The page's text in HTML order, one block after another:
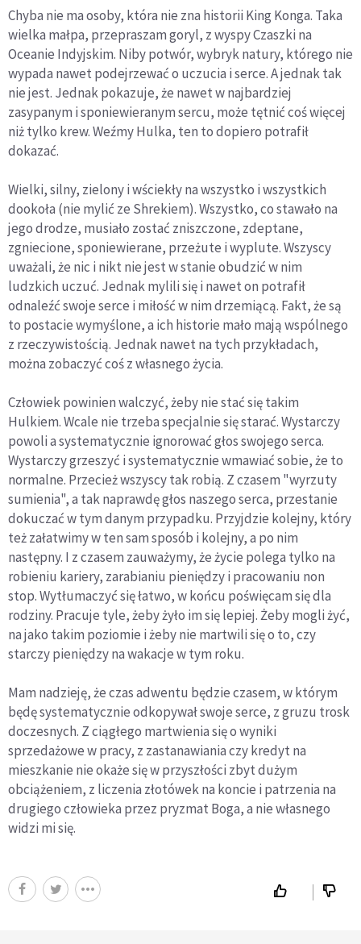
Chyba nie ma osoby, która nie zna historii King Konga. Taka
wielka małpa, przepraszam goryl, z wyspy Czaszki na
Oceanie Indyjskim. Niby potwór, wybryk natury, którego nie
wypada nawet podejrzewać o uczucia i serce. A jednak tak
nie jest. Jednak pokazuje, że nawet w najbardziej
zasypanym i sponiewieranym sercu, może tętnić coś więcej
niż tylko krew. Weźmy Hulka, ten to dopiero potrafił
dokazać.
Wielki, silny, zielony i wściekły na wszystko i wszystkich
dookoła (nie mylić ze Shrekiem). Wszystko, co stawało na
jego drodze, musiało zostać zniszczone, zdeptane,
zgniecione, sponiewierane, przeżute i wyplute. Wszyscy
uważali, że nic i nikt nie jest w stanie obudzić w nim
ludzkich uczuć. Jednak mylili się i nawet on potrafił
odnaleźć swoje serce i miłość w nim drzemiącą. Fakt, że są
to postacie wymyślone, a ich historie mało mają wspólnego
z rzeczywistością. Jednak nawet na tych przykładach,
można zobaczyć coś z własnego życia.
Człowiek powinien walczyć, żeby nie stać się takim
Hulkiem. Wcale nie trzeba specjalnie się starać. Wystarczy
powoli a systematycznie ignorować głos swojego serca.
Wystarczy grzeszyć i systematycznie wmawiać sobie, że to
normalne. Przecież wszyscy tak robią. Z czasem "wyrzuty
sumienia", a tak naprawdę głos naszego serca, przestanie
dokuczać w tym danym przypadku. Przyjdzie kolejny, który
też załatwimy w ten sam sposób i kolejny, a po nim
następny. I z czasem zauważymy, że życie polega tylko na
robieniu kariery, zarabianiu pieniędzy i pracowaniu non
stop. Wytłumaczyć się łatwo, w końcu poświęcam się dla
rodziny. Pracuje tyle, żeby żyło im się lepiej. Żeby mogli żyć,
na jako takim poziomie i żeby nie martwili się o to, czy
starczy pieniędzy na wakacje w tym roku.
Mam nadzieję, że czas adwentu będzie czasem, w którym
będę systematycznie odkopywał swoje serce, z gruzu trosk
doczesnych. Z ciągłego martwienia się o wyniki
sprzedażowe w pracy, z zastanawiania czy kredyt na
mieszkanie nie okaże się w przyszłości zbyt dużym
obciążeniem, z liczenia złotówek na koncie i patrzenia na
drugiego człowieka przez pryzmat Boga, a nie własnego
widzi mi się.